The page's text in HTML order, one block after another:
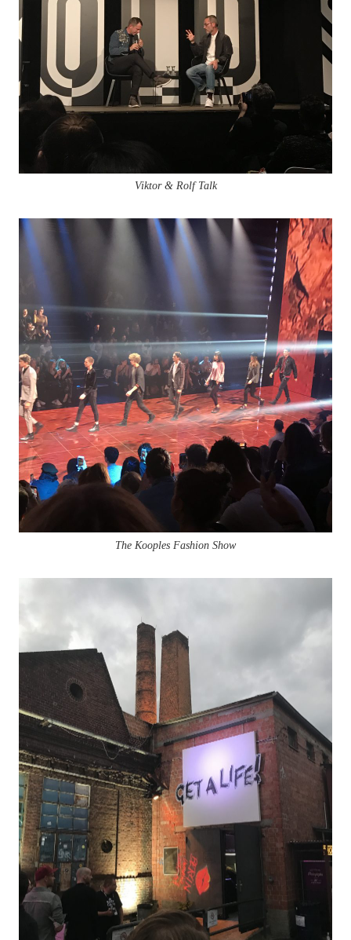
Viktor & Rolf Talk
The Kooples Fashion Show